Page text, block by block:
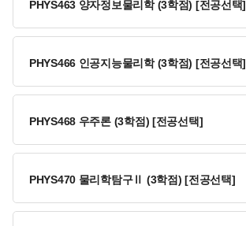
PHYS463 양자정보물리학 (3학점) [전공선택]
PHYS466 인공지능물리학 (3학점) [전공선택]
PHYS468 우주론 (3학점) [전공선택]
PHYS470 물리학탐구Ⅱ (3학점) [전공선택]